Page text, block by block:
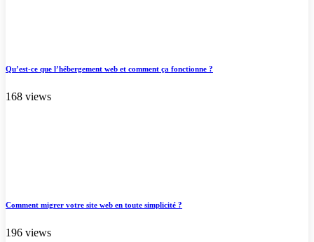
Qu’est-ce que l’hébergement web et comment ça fonctionne ?
168 views
Comment migrer votre site web en toute simplicité ?
196 views